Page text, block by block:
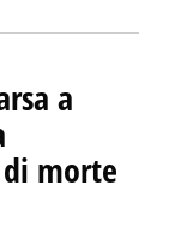
a
morte